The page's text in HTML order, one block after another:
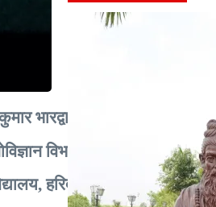
भारद्वाज
विभाग
,हरिद्वार